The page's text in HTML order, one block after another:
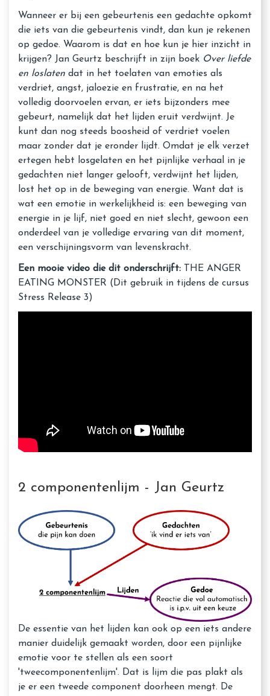
Wanneer er bij een gebeurtenis een gedachte opkomt
die iets van die gebeurtenis vindt, dan kun je rekenen
op gedoe. Waarom is dat en hoe kun je hier inzicht in
krijgen? Jan Geurtz beschrijft in zijn boek Over liefde
en loslaten dat in het toelaten van emoties als
verdriet, angst, jaloezie en frustratie, en na het
volledig doorvoelen ervan, er iets bijzonders mee
gebeurt, namelijk dat het lijden eruit verdwijnt. Je
kunt dan nog steeds boosheid of verdriet voelen
maar zonder dat je eronder lijdt. Omdat je elk verzet
ertegen hebt losgelaten en het pijnlijke verhaal in je
gedachten niet langer gelooft, verdwijnt het lijden,
lost het op in de beweging van energie. Want dat is
wat een emotie in werkelijkheid is: een beweging van
energie in je lijf, niet goed en niet slecht, gewoon een
onderdeel van je volledige ervaring van dit moment,
een verschijningsvorm van levenskracht.
Een mooie video die dit onderschrijft:
THE ANGER
EATING MONSTER (Dit gebruik in tijdens de cursus
Stress Release 3)
2 componentenlijm - Jan Geurtz
De essentie van het lijden kan ook op een iets andere
manier duidelijk gemaakt worden, door een pijnlijke
emotie voor te stellen als een soort
'tweecomponentenlijm'. Dat is lijm die pas plakt als
je er een tweede component doorheen mengt. De